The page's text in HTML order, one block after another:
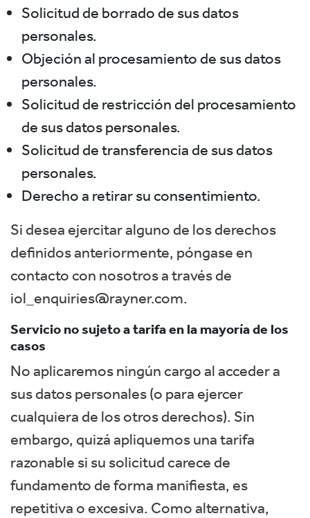
Solicitud de borrado de sus datos
personales.
Objeción al procesamiento de sus datos
personales.
Solicitud de restricción del procesamiento
de sus datos personales.
Solicitud de transferencia de sus datos
personales.
Derecho a retirar su consentimiento.
Si desea ejercitar alguno de los derechos
definidos anteriormente, póngase en
contacto con nosotros a través de
iol_enquiries@rayner.com.
Servicio no sujeto a tarifa en la mayoría de los
casos
No aplicaremos ningún cargo al acceder a
sus datos personales (o para ejercer
cualquiera de los otros derechos). Sin
embargo, quizá apliquemos una tarifa
razonable si su solicitud carece de
fundamento de forma manifiesta, es
repetitiva o excesiva. Como alternativa,